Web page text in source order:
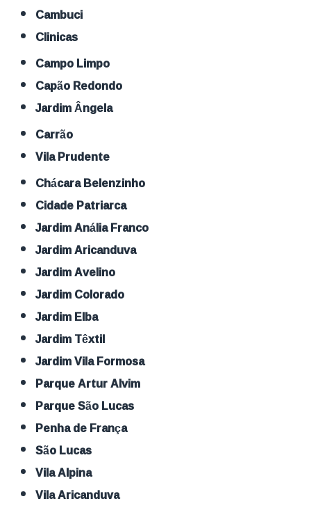
Cambuci
Clinicas
Campo Limpo
Capão Redondo
Jardim Ângela
Carrão
Vila Prudente
Chácara Belenzinho
Cidade Patriarca
Jardim Anália Franco
Jardim Aricanduva
Jardim Avelino
Jardim Colorado
Jardim Elba
Jardim Têxtil
Jardim Vila Formosa
Parque Artur Alvim
Parque São Lucas
Penha de França
São Lucas
Vila Alpina
Vila Aricanduva